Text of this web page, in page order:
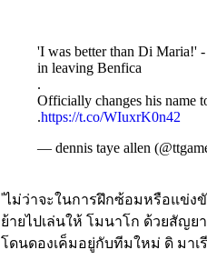
'I was better than Di Maria!'
in leaving Benfica
.
Officially changes his name
.https://t.co/WIuxrK0n42
— dennis taye allen
"ไม่ว่าจะในการฝึกซ้อมหรือแข่ง
ย้ายไปเล่นให้ โมนาโก ด้วยสัญ
โดนดองเค็มอยู่กับทีมใหม่ ดิ มาเ